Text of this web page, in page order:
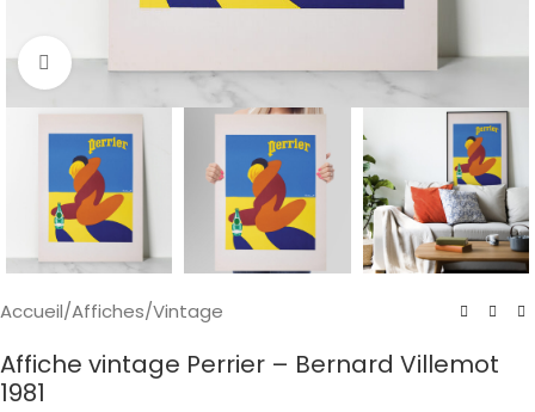
Agrandir
Accueil/Affiches/Vintage
Affiche vintage Perrier – Bernard Villemot
1981